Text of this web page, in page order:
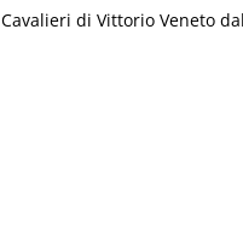
di Vittorio Veneto